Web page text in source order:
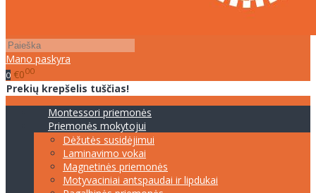
Mano paskyra
0 €000
Prekių krepšelis tuščias!
Montessori priemonės
Priemonės mokytojui
Dėžutės susidėjimui
Laminavimo vokai
Magnetinės priemonės
Motyvaciniai antspaudai ir lipdukai